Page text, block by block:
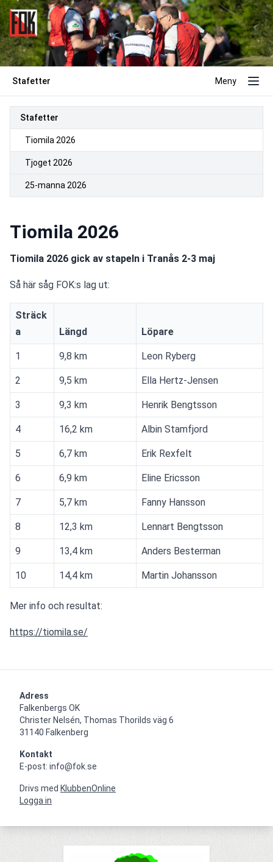
Stafetter Meny
Stafetter
Tiomila 2026
Tjoget 2026
25-manna 2026
Tiomila 2026
Tiomila 2026 gick av stapeln i Tranås 2-3 maj
Så här såg FOK:s lag ut:
Sträck
a
Längd Löpare
1 9,8 km Leon Ryberg
2 9,5 km Ella Hertz-Jensen
3 9,3 km Henrik Bengtsson
4 16,2 km Albin Stamfjord
5 6,7 km Erik Rexfelt
6 6,9 km Eline Ericsson
7 5,7 km Fanny Hansson
8 12,3 km Lennart Bengtsson
9 13,4 km Anders Besterman
10 14,4 km Martin Johansson
Mer info och resultat:
https://tiomila.se/
Adress
Falkenbergs OK
Christer Nelsén, Thomas Thorilds väg 6
31140 Falkenberg
Kontakt
E-post: info@fok.se
Drivs med KlubbenOnline
Logga in